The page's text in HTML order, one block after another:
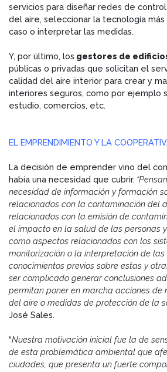
servicios para diseñar redes de
del aire, seleccionar la tecnología
caso o interpretar las medidas.
Y, por último, los gestores de
públicas o privadas que solicitan el
calidad del aire interior para crear y
interiores seguros, como por ejemplo
estudio, comercios, etc.
EL EMPRENDIMIENTO Y LA
La decisión de emprender vino del
había una necesidad que cubrir.
necesidad de información y formación
relacionados con la contaminación del
relacionados con la emisión de
el impacto en la salud de las personas
como aspectos relacionados con los
monitorización o la interpretación de las
conocimientos previos sobre estas y
ser complicado generar conclusiones
permitan poner en marcha acciones
del aire o medidas de protección de la
José Sales.
“Nuestra motivación inicial fue la de
de esta problemática ambiental que
ciudades, que presenta un fuerte